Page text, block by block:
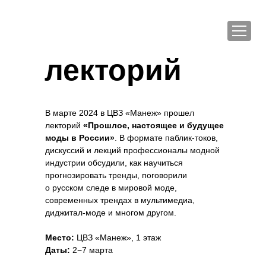
лекторий
В марте 2024 в ЦВЗ «Манеж» прошел
лекторий «Прошлое, настоящее и будущее
моды в России» . В формате паблик-токов,
дискуссий и лекций профессионалы модной
индустрии обсудили, как научиться
прогнозировать тренды, поговорили
о русском следе в мировой моде,
современных трендах в мультимедиа,
диджитал-моде и многом другом.
Место: ЦВЗ «Манеж», 1 этаж
Даты: 2−7 марта